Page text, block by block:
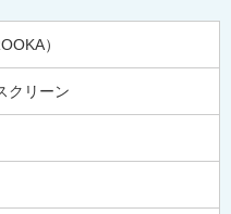
）
クリーン